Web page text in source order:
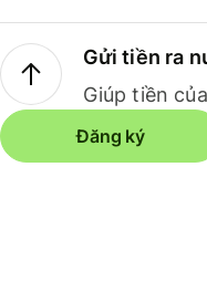
Gửi tiền ra
Giúp tiền
Đăng ký